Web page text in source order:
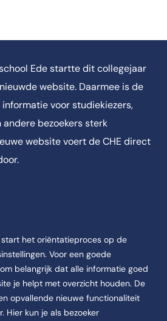
Ede startte dit collegejaar
website. Daarmee is de
voor studiekiezers,
bezoekers sterk
website voert de CHE direct
start het oriëntatieproces op de
Voor een goede
belangrijk dat alle informatie goed
je helpt met overzicht houden. De
opvallende nieuwe functionaliteit
Hier kun je als bezoeker